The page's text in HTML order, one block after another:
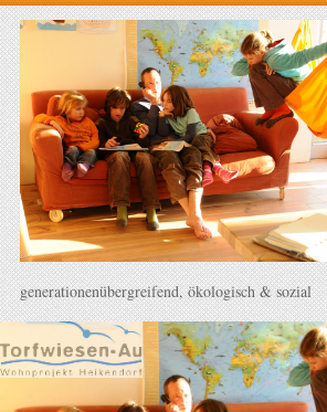
generationenübergreifend, ökologisch & sozial